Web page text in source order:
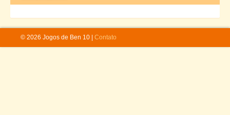
© 2026 Jogos de Ben 10 | Contato